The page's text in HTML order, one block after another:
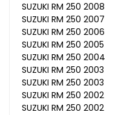
SUZUKI RM 250 2008
SUZUKI RM 250 2007
SUZUKI RM 250 2006
SUZUKI RM 250 2005
SUZUKI RM 250 2004
SUZUKI RM 250 2003
SUZUKI RM 250 2003
SUZUKI RM 250 2002
SUZUKI RM 250 2002